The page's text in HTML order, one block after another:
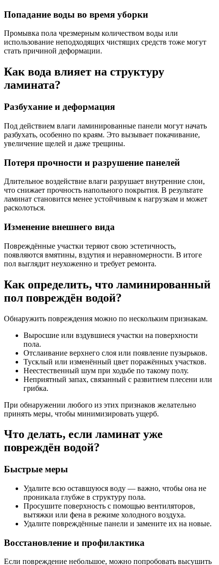
Попадание воды во время уборки
Промывка пола чрезмерным количеством воды или
использование неподходящих чистящих средств тоже могут
стать причиной деформации.
Как вода влияет на структуру
ламината?
Разбухание и деформация
Под действием влаги ламинированные панели могут начать
разбухать, особенно по краям. Это вызывает покачивание,
увеличение щелей и даже трещины.
Потеря прочности и разрушение панелей
Длительное воздействие влаги разрушает внутренние слои,
что снижает прочность напольного покрытия. В результате
ламинат становится менее устойчивым к нагрузкам и может
расколоться.
Изменение внешнего вида
Повреждённые участки теряют свою эстетичность,
появляются вмятины, вздутия и неравномерности. В итоге
пол выглядит неухоженно и требует ремонта.
Как определить, что ламинированный
пол повреждён водой?
Обнаружить повреждения можно по нескольким признакам.
Выросшие или вздувшиеся участки на поверхности
пола.
Отслаивание верхнего слоя или появление пузырьков.
Тусклый или изменённый цвет поражённых участков.
Неестественный шум при ходьбе по такому полу.
Неприятный запах, связанный с развитием плесени или
грибка.
При обнаружении любого из этих признаков желательно
принять меры, чтобы минимизировать ущерб.
Что делать, если ламинат уже
повреждён водой?
Быстрые меры
Удалите всю оставшуюся воду — важно, чтобы она не
проникала глубже в структуру пола.
Просушите поверхность с помощью вентиляторов,
вытяжки или фена в режиме холодного воздуха.
Удалите повреждённые панели и замените их на новые.
Восстановление и профилактика
Если повреждение небольшое, можно попробовать высушить